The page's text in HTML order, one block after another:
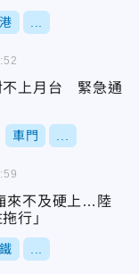
不上月台 緊急通
車門
來不及硬上…陸
行」